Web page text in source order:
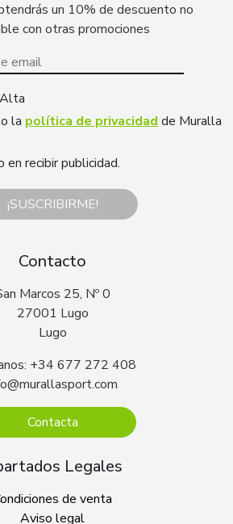
un 10% de descuento no
con otras promociones
la política de privacidad de Muralla
recibir publicidad.
¡SUSCRIBIRME!
Contacto
Marcos 25, Nº 0
27001 Lugo
Lugo
+34 677 272 408
Contacta
Legales
de venta
Aviso legal